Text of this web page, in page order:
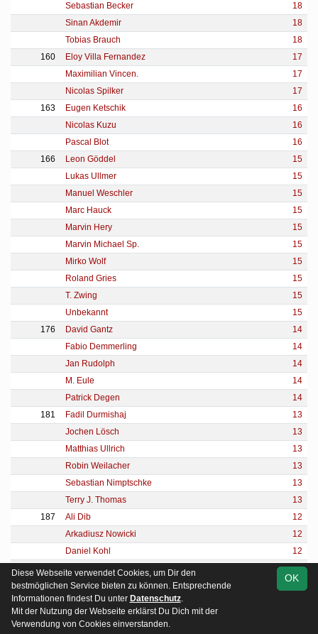
Sebastian Becker
18
Sinan Akdemir
18
Tobias Brauch
18
160
Eloy Villa Fernandez
17
Maximilian Vincen.
17
Nicolas Spilker
17
163
Eugen Ketschik
16
Nicolas Kuzu
16
Pascal Blot
16
166
Leon Göddel
15
Lukas Ullmer
15
Manuel Weschler
15
Marc Hauck
15
Marvin Hery
15
Marvin Michael Sp.
15
Mirko Wolf
15
Roland Gries
15
T. Zwing
15
Unbekannt
15
176
David Gantz
14
Fabio Demmerling
14
Jan Rudolph
14
M. Eule
14
Patrick Degen
14
181
Fadil Durmishaj
13
Jochen Lösch
13
Matthias Ullrich
13
Robin Weilacher
13
Sebastian Nimptschke
13
Terry J. Thomas
13
187
Ali Dib
12
Arkadiusz Nowicki
12
Daniel Kohl
12
J. Haaf
12
Maciej Janusz Liszka
Marcel Lassak
Mario Conrad
OK
Diese Webseite verwendet Cookies, um Dir den
bestmöglichen Service bieten zu können. Entsprechende
Informationen findest Du unter Datenschutz.
Mit der Nutzung der Webseite erklärst Du Dich mit der
Verwendung von Cookies einverstanden.